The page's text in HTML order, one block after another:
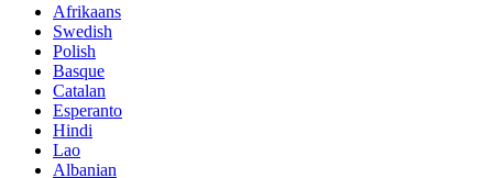
Afrikaans
Swedish
Polish
Basque
Catalan
Esperanto
Hindi
Lao
Albanian